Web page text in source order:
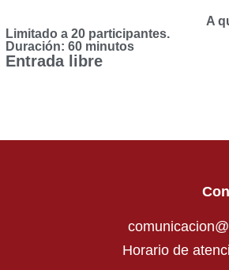
A
Limitado a 20 participantes.
Duración: 60 minutos
Entrada libre
Horario de